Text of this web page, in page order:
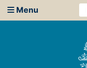
Menu